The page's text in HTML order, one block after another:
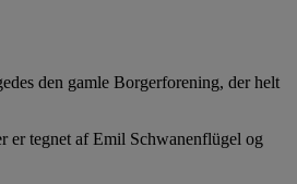
den gamle Borgerforening, der helt
er tegnet af Emil Schwanenflügel og